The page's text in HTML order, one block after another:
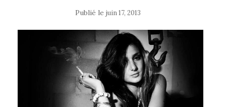
Publié le juin 17, 2013